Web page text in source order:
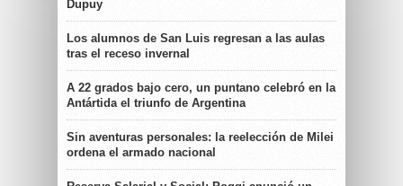
Dupuy
Los alumnos de San Luis regresan a las aulas
tras el receso invernal
A 22 grados bajo cero, un puntano celebró en la
Antártida el triunfo de Argentina
Sin aventuras personales: la reelección de Milei
ordena el armado nacional